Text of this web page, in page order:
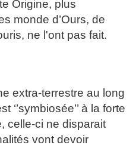
Origine, plus
monde d’Ours, de
ne l'ont pas fait.
extra-terrestre au long
‘’symbiosée’’ à la forte
celle-ci ne disparait
vont devoir